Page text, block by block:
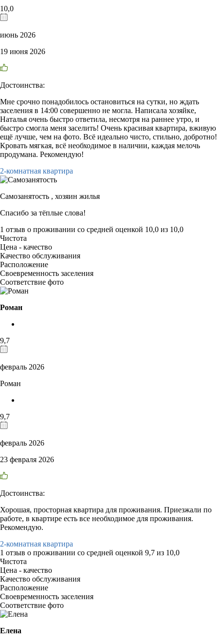
10,0
июнь 2026
19 июня 2026
Достоинства:
Мне срочно понадобилось остановиться на сутки, но ждать
заселения в 14:00 совершенно не могла. Написала хозяйке,
Наталья очень быстро ответила, несмотря на раннее утро, и
быстро смогла меня заселить! Очень красивая квартира, вживую
ещё лучше, чем на фото. Всё идеально чисто, стильно, добротно!
Кровать мягкая, всё необходимое в наличии, каждая мелочь
продумана. Рекомендую!
2-комнатная квартира
Самозанятость , хозяин жилья
Спасибо за тёплые слова!
1 отзыв о проживании со средней оценкой 10,0 из 10,0
Чистота
Цена - качество
Качество обслуживания
Расположение
Своевременность заселения
Соответствие фото
Роман
9,7
февраль 2026
Роман
9,7
февраль 2026
23 февраля 2026
Достоинства:
Хорошая, просторная квартира для проживания. Приезжали по
работе, в квартире есть все необходимое для проживания.
Рекомендую.
2-комнатная квартира
1 отзыв о проживании со средней оценкой 9,7 из 10,0
Чистота
Цена - качество
Качество обслуживания
Расположение
Своевременность заселения
Соответствие фото
Елена